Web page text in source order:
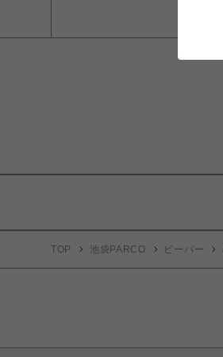
TOP 池袋PARCO ビーバー